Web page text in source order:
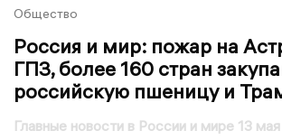
Общество
Россия и мир: пожар на
ГПЗ, более 160 стран
российскую пшеницу и
Главные новости в России и мире 13 мая